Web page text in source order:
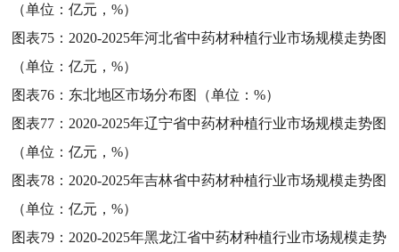
（单位：亿元，%）
图表75： 2020-2025年河北省中药材种植行业市场规模走势图
（单位：亿元，%）
图表76： 东北地区市场分布图（单位：%）
图表77： 2020-2025年辽宁省中药材种植行业市场规模走势图
（单位：亿元，%）
图表78： 2020-2025年吉林省中药材种植行业市场规模走势图
（单位：亿元，%）
图表79： 2020-2025年黑龙江省中药材种植行业市场规模走势